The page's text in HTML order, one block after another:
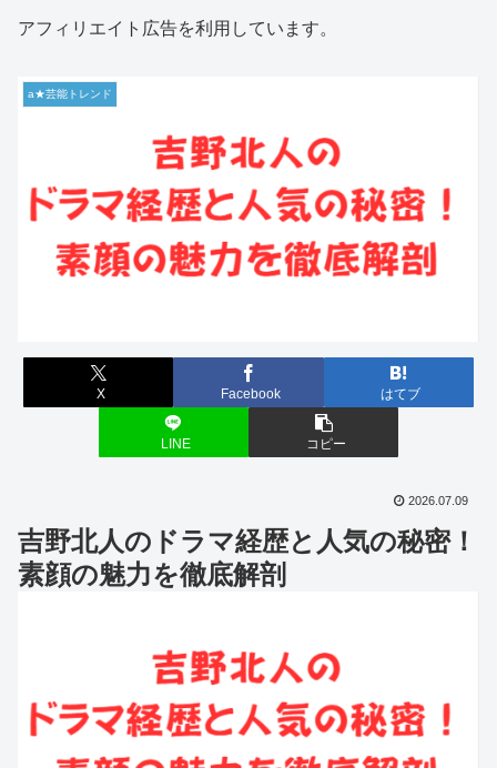
アフィリエイト広告を利用しています。
a★芸能トレンド
X Facebook はてブ
LINE コピー
2026.07.09
吉野北人のドラマ経歴と人気の秘密！
素顔の魅力を徹底解剖